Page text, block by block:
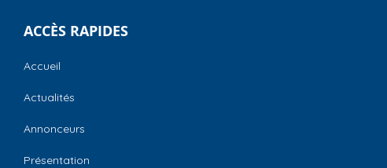
ACCÈS RAPIDES
Accueil
Actualités
Annonceurs
Présentation